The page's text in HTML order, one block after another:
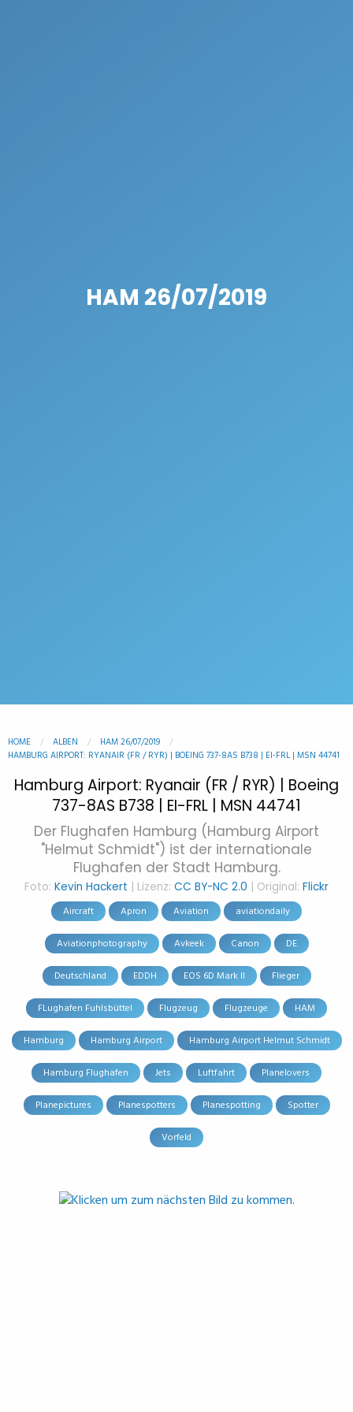
HAM 26/07/2019
HOME ALBEN
HAM 26/07/2019
HAMBURG AIRPORT: RYANAIR (FR / RYR) | BOEING 737-8AS B738 | EI-FRL | MSN 44741
Hamburg Airport: Ryanair (FR / RYR) | Boeing
737-8AS B738 | EI-FRL | MSN 44741
Der Flughafen Hamburg (Hamburg Airport
"Helmut Schmidt") ist der internationale
Flughafen der Stadt Hamburg.
Foto: Kevin Hackert | Lizenz: CC BY-NC 2.0 | Original: Flickr
Aircraft Apron Aviation aviationdaily
Aviationphotography Avkeek Canon DE
Deutschland EDDH EOS 6D Mark II Flieger
FLughafen Fuhlsbüttel Flugzeug Flugzeuge HAM
Hamburg Hamburg Airport Hamburg Airport Helmut Schmidt
Hamburg Flughafen Jets Luftfahrt Planelovers
Planepictures Planespotters Planespotting Spotter
Vorfeld